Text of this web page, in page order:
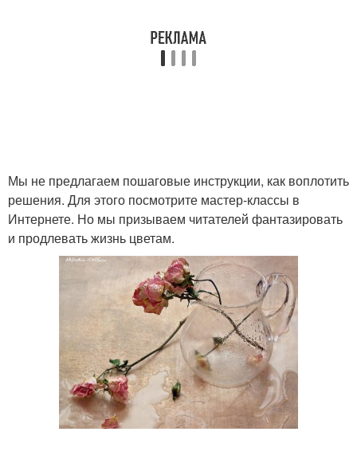
Мы не предлагаем пошаговые инструкции, как воплотить
решения. Для этого посмотрите мастер-классы в
Интернете. Но мы призываем читателей фантазировать
и продлевать жизнь цветам.